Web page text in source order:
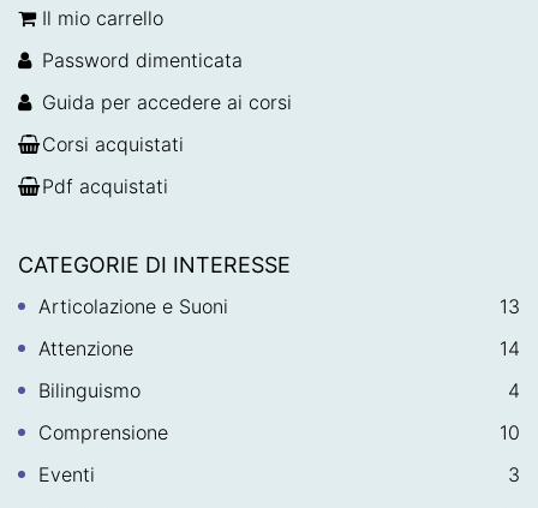
Il mio carrello
Password dimenticata
Guida per accedere ai corsi
Corsi acquistati
Pdf acquistati
CATEGORIE DI INTERESSE
Articolazione e Suoni
13
Attenzione
14
Bilinguismo
4
Comprensione
10
Eventi
3